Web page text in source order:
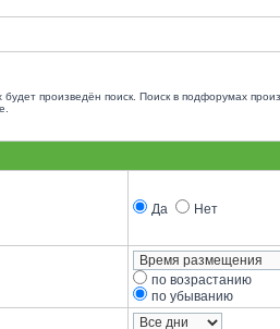
произведён поиск. Поиск в подфорумах
Да Нет
по возрастанию
по убыванию